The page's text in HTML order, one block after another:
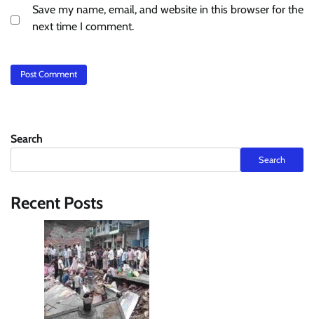
Save my name, email, and website in this browser for the
next time I comment.
Search
Search
Recent Posts